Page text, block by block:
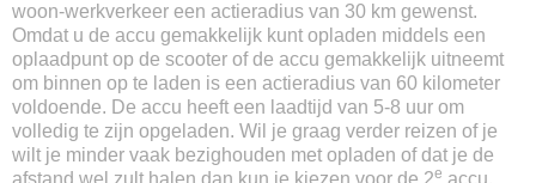
Uitneembare accu
Ja
Stroomoutput motor
2000w
Type motor
Bosch
Verlichting
woon-werkverkeer een actieradius van 30 km gewenst.
Omdat u de accu gemakkelijk kunt opladen middels een
oplaadpunt op de scooter of de accu gemakkelijk uitneemt
om binnen op te laden is een actieradius van 60 kilometer
voldoende. De accu heeft een laadtijd van 5-8 uur om
volledig te zijn opgeladen. Wil je graag verder reizen of je
wilt je minder vaak bezighouden met opladen of dat je de
afstand wel zult halen dan kun je kiezen voor de 2e accu.